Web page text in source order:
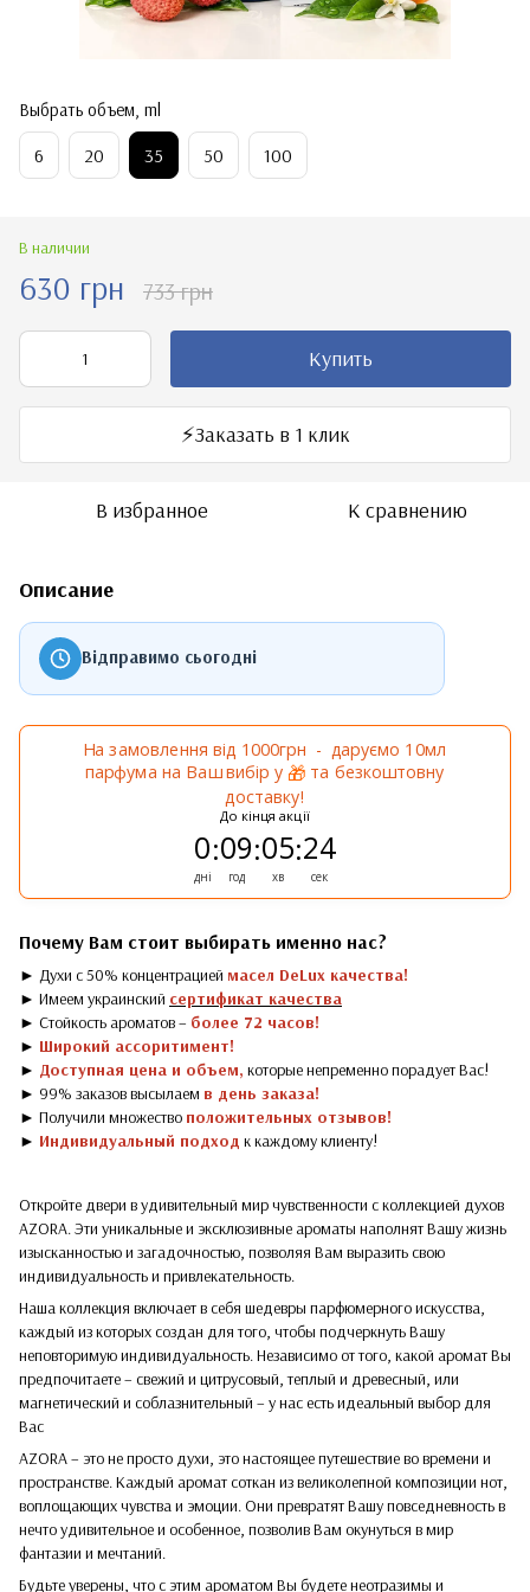
Выбрать объем, ml
6 20 35 50 100
В наличии
630 грн 733 грн
Купить
⚡️Заказать в 1 клик
В избранное К сравнению
Описание
Відправимо сьогодні
На замовлення від 1000грн - даруємо 10мл
парфума на Ваш вибір у 🎁 та безкоштовну
доставку!
До кінця акції
0
дні
:09
год
:05
хв
:24
сек
Почему Вам стоит выбирать именно нас?
► Духи с 50% концентрацией масел DeLux качества!
► Имеем украинский сертификат качества
► Стойкость ароматов – более 72 часов!
► Широкий ассоритимент!
► Доступная цена и объем, которые непременно порадует Вас!
► 99% заказов высылаем в день заказа!
► Получили множество положительных отзывов!
► Индивидуальный подход к каждому клиенту!
Откройте двери в удивительный мир чувственности с коллекцией духов
AZORA. Эти уникальные и эксклюзивные ароматы наполнят Вашу жизнь
изысканностью и загадочностью, позволяя Вам выразить свою
индивидуальность и привлекательность.
Наша коллекция включает в себя шедевры парфюмерного искусства,
каждый из которых создан для того, чтобы подчеркнуть Вашу
неповторимую индивидуальность. Независимо от того, какой аромат Вы
предпочитаете – свежий и цитрусовый, теплый и древесный, или
магнетический и соблазнительный – у нас есть идеальный выбор для
Вас
AZORA – это не просто духи, это настоящее путешествие во времени и
пространстве. Каждый аромат соткан из великолепной композиции нот,
воплощающих чувства и эмоции. Они превратят Вашу повседневность в
нечто удивительное и особенное, позволив Вам окунуться в мир
фантазии и мечтаний.
Будьте уверены, что с этим ароматом Вы будете неотразимы и